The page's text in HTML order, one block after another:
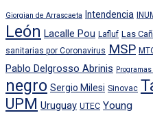
Giorgian de Arrascaeta Intendencia
León Lacalle Pou Lafluf Las
sanitarias por Coronavirus MSP
Pablo Delgrosso Abrinis
negro Sergio Milesi Sinovac
UPM Uruguay UTEC Young